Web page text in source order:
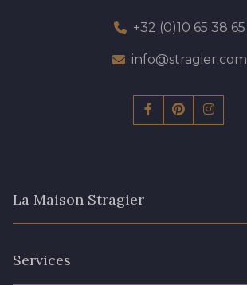
+32 (0)10 65 38 65
info@stragier.com
La Maison Stragier
Services